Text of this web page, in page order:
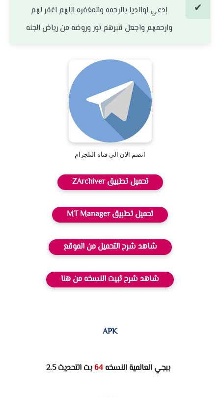
إدعي لوالديا بالرحمه والمغفره اللهم اغفر لهم
وارحمهم واجعل قبرهم نور وروضه من رياض الجنه
انضم الان الي قناه التلجرام
تحميل تطبيق ZArchiver
تحميل تطبيق MT Manager
شاهد شرح التحميل من الموقع
شاهد شرح ثبيت النسخه من هنا
APK
  ببجي العالمية النسخه
64 بت التحديث 2.5